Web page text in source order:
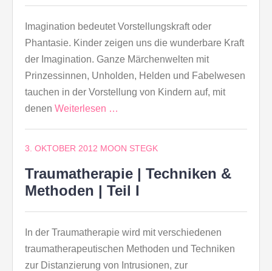
Imagination bedeutet Vorstellungskraft oder
Phantasie. Kinder zeigen uns die wunderbare Kraft
der Imagination. Ganze Märchenwelten mit
Prinzessinnen, Unholden, Helden und Fabelwesen
tauchen in der Vorstellung von Kindern auf, mit
denen Weiterlesen …
3. OKTOBER 2012 MOON STEGK
Traumatherapie | Techniken &
Methoden | Teil I
In der Traumatherapie wird mit verschiedenen
traumatherapeutischen Methoden und Techniken
zur Distanzierung von Intrusionen, zur